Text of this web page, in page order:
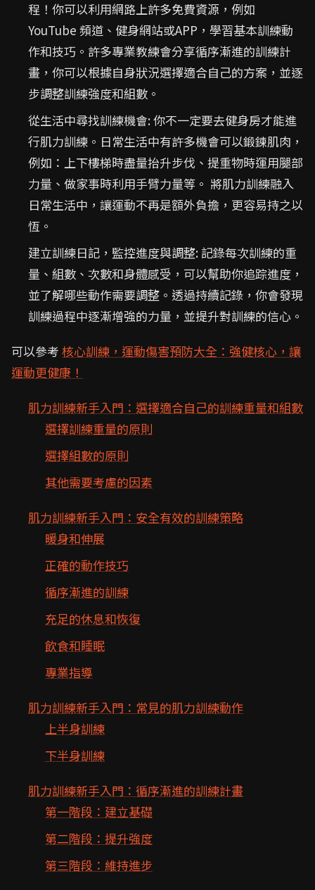
程！你可以利用網路上許多免費資源，例如
YouTube 頻道、健身網站或APP，學習基本訓練動
作和技巧。許多專業教練會分享循序漸進的訓練計
畫，你可以根據自身狀況選擇適合自己的方案，並逐
步調整訓練強度和組數。
從生活中尋找訓練機會: 你不一定要去健身房才能進
行肌力訓練。日常生活中有許多機會可以鍛鍊肌肉，
例如：上下樓梯時盡量抬升步伐、提重物時運用腿部
力量、做家事時利用手臂力量等。 將肌力訓練融入
日常生活中，讓運動不再是額外負擔，更容易持之以
恆。
建立訓練日記，監控進度與調整: 記錄每次訓練的重
量、組數、次數和身體感受，可以幫助你追踪進度，
並了解哪些動作需要調整。透過持續記錄，你會發現
訓練過程中逐漸增強的力量，並提升對訓練的信心。
可以參考 核心訓練，運動傷害預防大全：強健核心，讓
運動更健康！
肌力訓練新手入門：選擇適合自己的訓練重量和組數
選擇訓練重量的原則
選擇組數的原則
其他需要考慮的因素
肌力訓練新手入門：安全有效的訓練策略
暖身和伸展
正確的動作技巧
循序漸進的訓練
充足的休息和恢復
飲食和睡眠
專業指導
肌力訓練新手入門：常見的肌力訓練動作
上半身訓練
下半身訓練
肌力訓練新手入門：循序漸進的訓練計畫
第一階段：建立基礎
第二階段：提升強度
第三階段：維持進步